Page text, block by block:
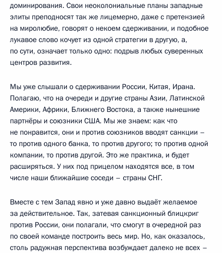
доминирования. Свои неоколониальные планы западные
элиты преподносят так же лицемерно, даже с претензией
на миролюбие, говорят о некоем сдерживании, и подобное
лукавое слово кочует из одной стратегии в другую, а,
по сути, означает только одно: подрыв любых суверенных
центров развития.
Мы уже слышали о сдерживании России, Китая, Ирана.
Полагаю, что на очереди и другие страны Азии, Латинской
Америки, Африки, Ближнего Востока, а также нынешние
партнёры и союзники США. Мы же знаем: как что
не понравится, они и против союзников вводят санкции –
то против одного банка, то против другого; то против одной
компании, то против другой. Это же практика, и будет
расширяться. У них под прицелом находятся все, в том
числе наши ближайшие соседи – страны СНГ.
Вместе с тем Запад явно и уже давно выдаёт желаемое
за действительное. Так, затевая санкционный блицкриг
против России, они полагали, что смогут в очередной раз
по своей команде построить весь мир. Но, как оказалось,
столь радужная перспектива возбуждает далеко не всех –